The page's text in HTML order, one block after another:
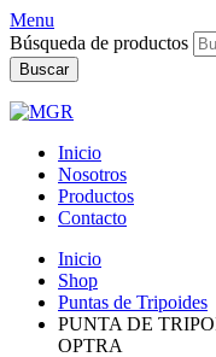
Menu
Búsqueda de productos
Buscar
Inicio
Nosotros
Productos
Contacto
Inicio
Shop
Puntas de Tripoides
PUNTA DE
OPTRA